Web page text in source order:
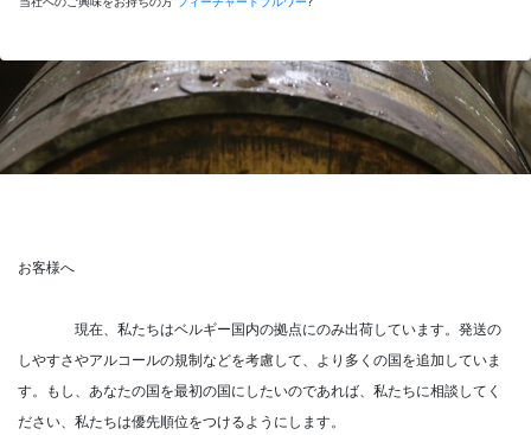
お客様へ
現在、私たちはベルギー国内の拠点にのみ出荷しています。発送の
しやすさやアルコールの規制などを考慮して、より多くの国を追加していま
す。もし、あなたの国を最初の国にしたいのであれば、私たちに相談してく
ださい、私たちは優先順位をつけるようにします。